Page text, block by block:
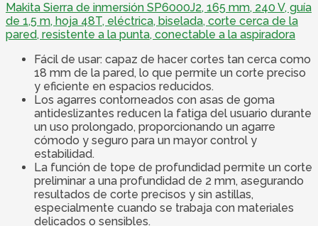
Makita Sierra de inmersión SP6000J2, 165 mm, 240 V, guía
de 1,5 m, hoja 48T, eléctrica, biselada, corte cerca de la
pared, resistente a la punta, conectable a la aspiradora
Fácil de usar: capaz de hacer cortes tan cerca como
18 mm de la pared, lo que permite un corte preciso
y eficiente en espacios reducidos.
Los agarres contorneados con asas de goma
antideslizantes reducen la fatiga del usuario durante
un uso prolongado, proporcionando un agarre
cómodo y seguro para un mayor control y
estabilidad.
La función de tope de profundidad permite un corte
preliminar a una profundidad de 2 mm, asegurando
resultados de corte precisos y sin astillas,
especialmente cuando se trabaja con materiales
delicados o sensibles.